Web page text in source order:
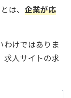
は、 企業が応
わけではありま
求人サイトの求